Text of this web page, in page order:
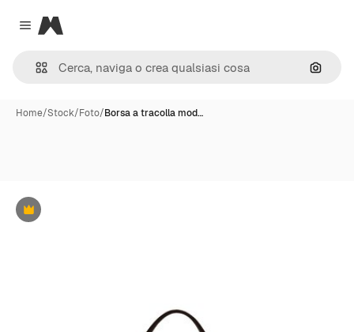
Close menu
Magnific
Cerca
Home/Stock/Foto/Borsa a tracolla mod…
Premium